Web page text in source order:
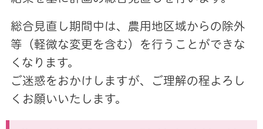
総合見直し期間中は、農用地区域からの除外
等（軽微な変更を含む）を行うことができな
くなります。
ご迷惑をおかけしますが、ご理解の程よろし
くお願いいたします。